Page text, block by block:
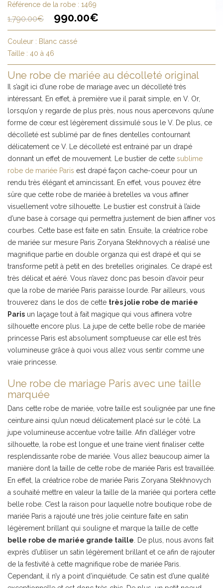
Référence de la robe : 1469
1,790.00€ 990.00€
Couleur : Blanc cassé
Taille : 40 à 46
Une robe de mariée au décolleté original
Il s’agit ici d’une robe de mariage avec un décolleté très
intéressant. En effet, à première vue il parait simple, en V. Or,
lorsqu’on y regarde de plus près, nous nous apercevons qu’une
forme de cœur est légèrement dissimulé sous le V. De plus, ce
décolleté est sublimé par de fines dentelles contournant
délicatement ce V. Le décolleté est entrainé par un drapé
donnant un effet de mouvement. Le bustier de cette sublime
robe de mariée Paris est drapé façon cache-coeur pour un
rendu très élégant et amincissant. En effet, vous pouvez être
sûre que cette robe de mariée à bretelles va vous affiner
visuellement votre silhouette. Le bustier est construit à l’aide
d’une base à corsage qui permettra justement de bien affiner vos
courbes. Cette base est faite en satin. Ensuite, la créatrice robe
de mariée sur mesure Paris Zoryana Stekhnovych a réalisé une
magnifique partie en double organza qui est drapé et qui se
transforme petit à petit en des bretelles originales. Ce drapé est
très délicat et aéré. Vous n’avez donc pas besoin d’avoir peur
que la robe de mariée Paris paraisse lourde. Par ailleurs, vous
trouverez dans le dos de cette très jolie robe de mariée
Paris un laçage tout à fait magique qui vous affinera votre
silhouette encore plus. La jupe de cette belle robe de mariée
princesse Paris est absolument somptueuse car elle est très
volumineuse grâce à quoi vous allez vous sentir comme une
vraie princesse.
Une robe de mariage Paris avec une taille
marquée
Dans cette robe de mariée, votre taille est soulignée par une fine
ceinture ainsi qu’un nœud délicatement placé sur le côté. La
jupe volumineuse accentue votre taille. Afin d’alléger votre
silhouette, la robe est longue et une traine vient finaliser cette
resplendissante robe de mariée. Vous allez beaucoup aimer la
manière dont la taille de cette robe de mariée Paris est travaillée.
En effet, la créatrice robe de mariée Paris Zoryana Stekhnovych
a souhaité mettre en valeur la taille de la mariée qui portera cette
belle robe. C’est la raison pour laquelle notre boutique robe de
mariée Paris a rajouté une très jolie ceinture faite en satin
légèrement brillant qui souligne et marque la taille de cette
belle robe de mariée grande taille. De plus, nous avons fait
exprès d’utiliser un satin légèrement brillant et ce afin de rajouter
de la festivité à cette magnifique robe de mariée Paris.
Cependant, il n’y a point d’inquiétude. Ce satin est d’une qualité